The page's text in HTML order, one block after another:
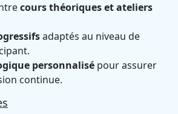
cours théoriques et ateliers
adaptés au niveau de
personnalisé pour assurer
continue.